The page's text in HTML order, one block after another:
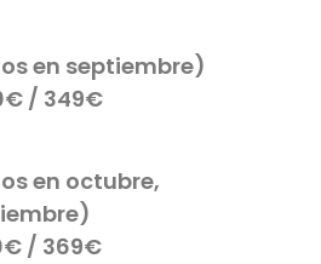
en septiembre)
/ 349€
en octubre,
/ 369€